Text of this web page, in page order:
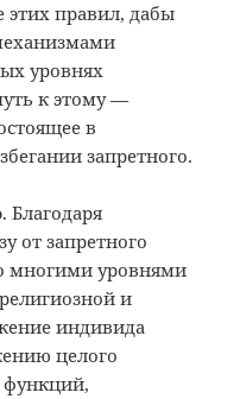
этих правил, дабы
уровнях
к этому —
в
запретного.
. Благодаря
от запретного
многими уровнями
и
индивида
целого
функций,